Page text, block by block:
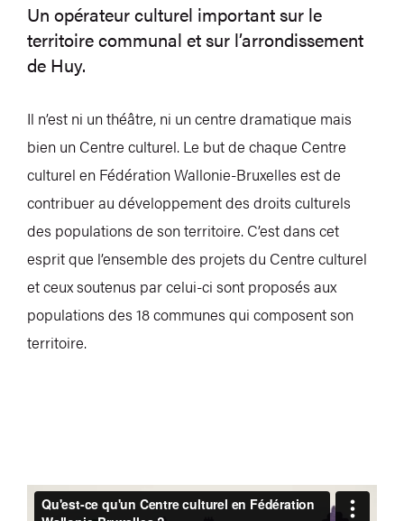
Un opérateur culturel important sur le
territoire communal et sur l’arrondissement
de Huy.
Il n’est ni un théâtre, ni un centre dramatique mais
bien un Centre culturel. Le but de chaque Centre
culturel en Fédération Wallonie-Bruxelles est de
contribuer au développement des droits culturels
des populations de son territoire. C’est dans cet
esprit que l’ensemble des projets du Centre culturel
et ceux soutenus par celui-ci sont proposés aux
populations des 18 communes qui composent son
territoire.